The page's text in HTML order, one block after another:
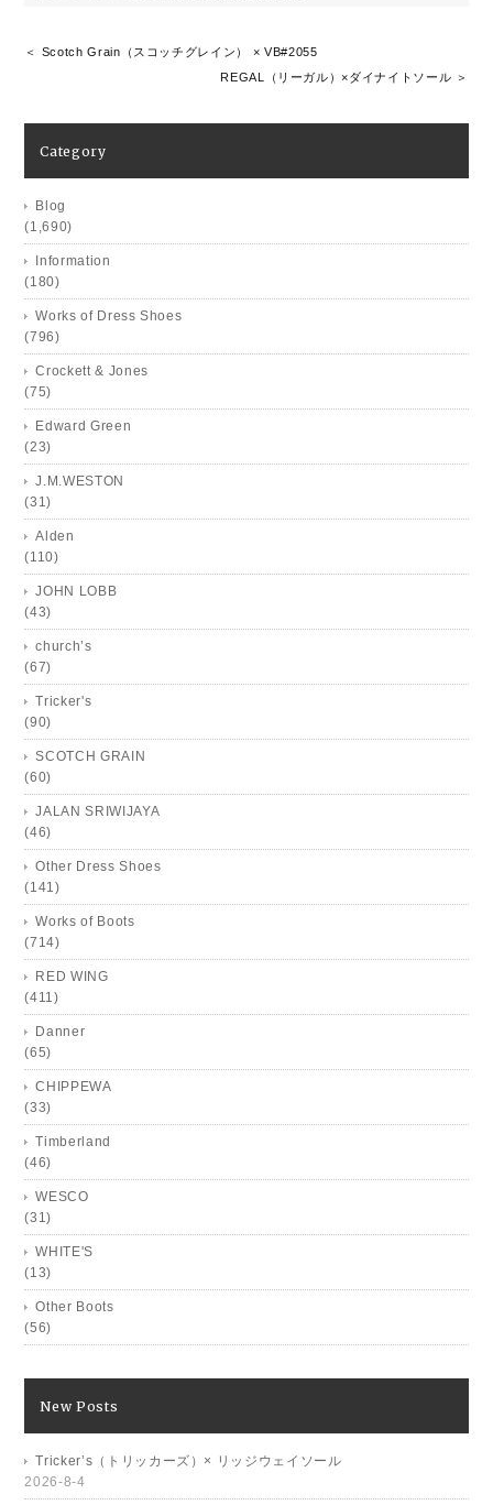
＜ Scotch Grain（スコッチグレイン） × VB#2055
REGAL（リーガル）×ダイナイトソール ＞
Category
Blog
(1,690)
Information
(180)
Works of Dress Shoes
(796)
Crockett & Jones
(75)
Edward Green
(23)
J.M.WESTON
(31)
Alden
(110)
JOHN LOBB
(43)
church’s
(67)
Tricker's
(90)
SCOTCH GRAIN
(60)
JALAN SRIWIJAYA
(46)
Other Dress Shoes
(141)
Works of Boots
(714)
RED WING
(411)
Danner
(65)
CHIPPEWA
(33)
Timberland
(46)
WESCO
(31)
WHITE'S
(13)
Other Boots
(56)
New Posts
Tricker’s（トリッカーズ）× リッジウェイソール
2026-8-4